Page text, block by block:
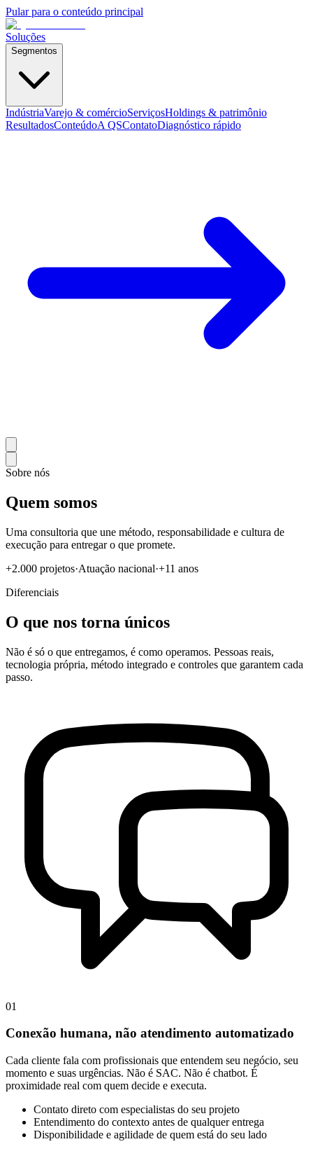
Pular para o conteúdo principal
Soluções
Segmentos
IndústriaVarejo & comércioServiçosHoldings & patrimônio
ResultadosConteúdoA QSContatoDiagnóstico rápido
Sobre nós
Quem somos
Uma consultoria que une método, responsabilidade e cultura de
execução para entregar o que promete.
+2.000 projetos·Atuação nacional·+11 anos
Diferenciais
O que nos torna únicos
Não é só o que entregamos, é como operamos. Pessoas reais,
tecnologia própria, método integrado e controles que garantem cada
passo.
01
Conexão humana, não atendimento automatizado
Cada cliente fala com profissionais que entendem seu negócio, seu
momento e suas urgências. Não é SAC. Não é chatbot. É
proximidade real com quem decide e executa.
Contato direto com especialistas do seu projeto
Entendimento do contexto antes de qualquer entrega
Disponibilidade e agilidade de quem está do seu lado